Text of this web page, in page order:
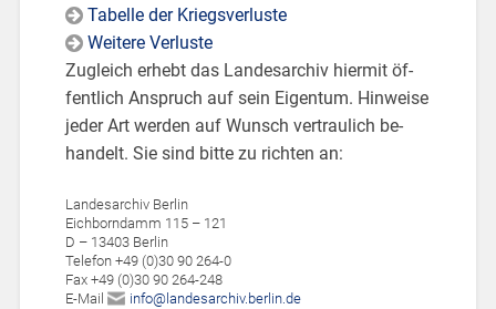
Ta­bel­le der Kriegs­ver­lus­te
Wei­te­re Ver­lus­te
Zu­gleich er­hebt das Lan­des­ar­chiv hier­mit öf­
fent­lich An­spruch auf sein Ei­gen­tum. Hin­wei­se
jeder Art wer­den auf Wunsch ver­trau­lich be­
han­delt. Sie sind bitte zu rich­ten an:
Lan­des­ar­chiv Ber­lin
Eich­born­damm 115 – 121
D – 13403 Ber­lin
Te­le­fon +49 (0)30 90 264-0
Fax +49 (0)30 90 264-248
E-Mail
info@​lan​desa​rchi​v.​berlin.​de